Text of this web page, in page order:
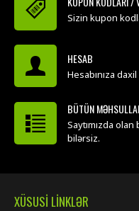
Sizin kupon
HESAB
Hesabınıza
BÜTÜN
Saytımızda
bilərsiz.
XÜSUSI LINKLƏR